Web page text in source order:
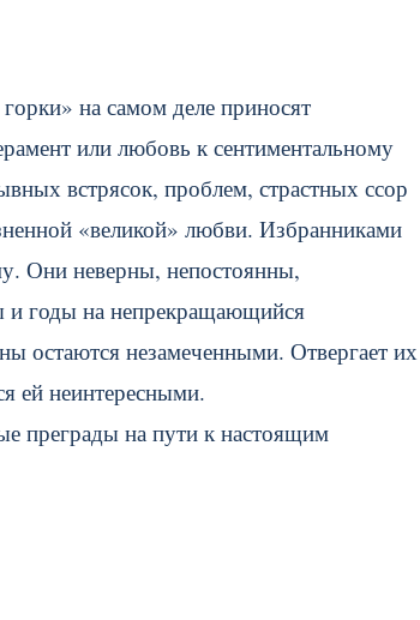
на самом деле приносят
или любовь к сентиментальному
встрясок, проблем, страстных ссор
«великой» любви. Избранниками
Они неверны, непостоянны,
и годы на непрекращающийся
остаются незамеченными. Отвергает их
ей неинтересными.
преграды на пути к настоящим